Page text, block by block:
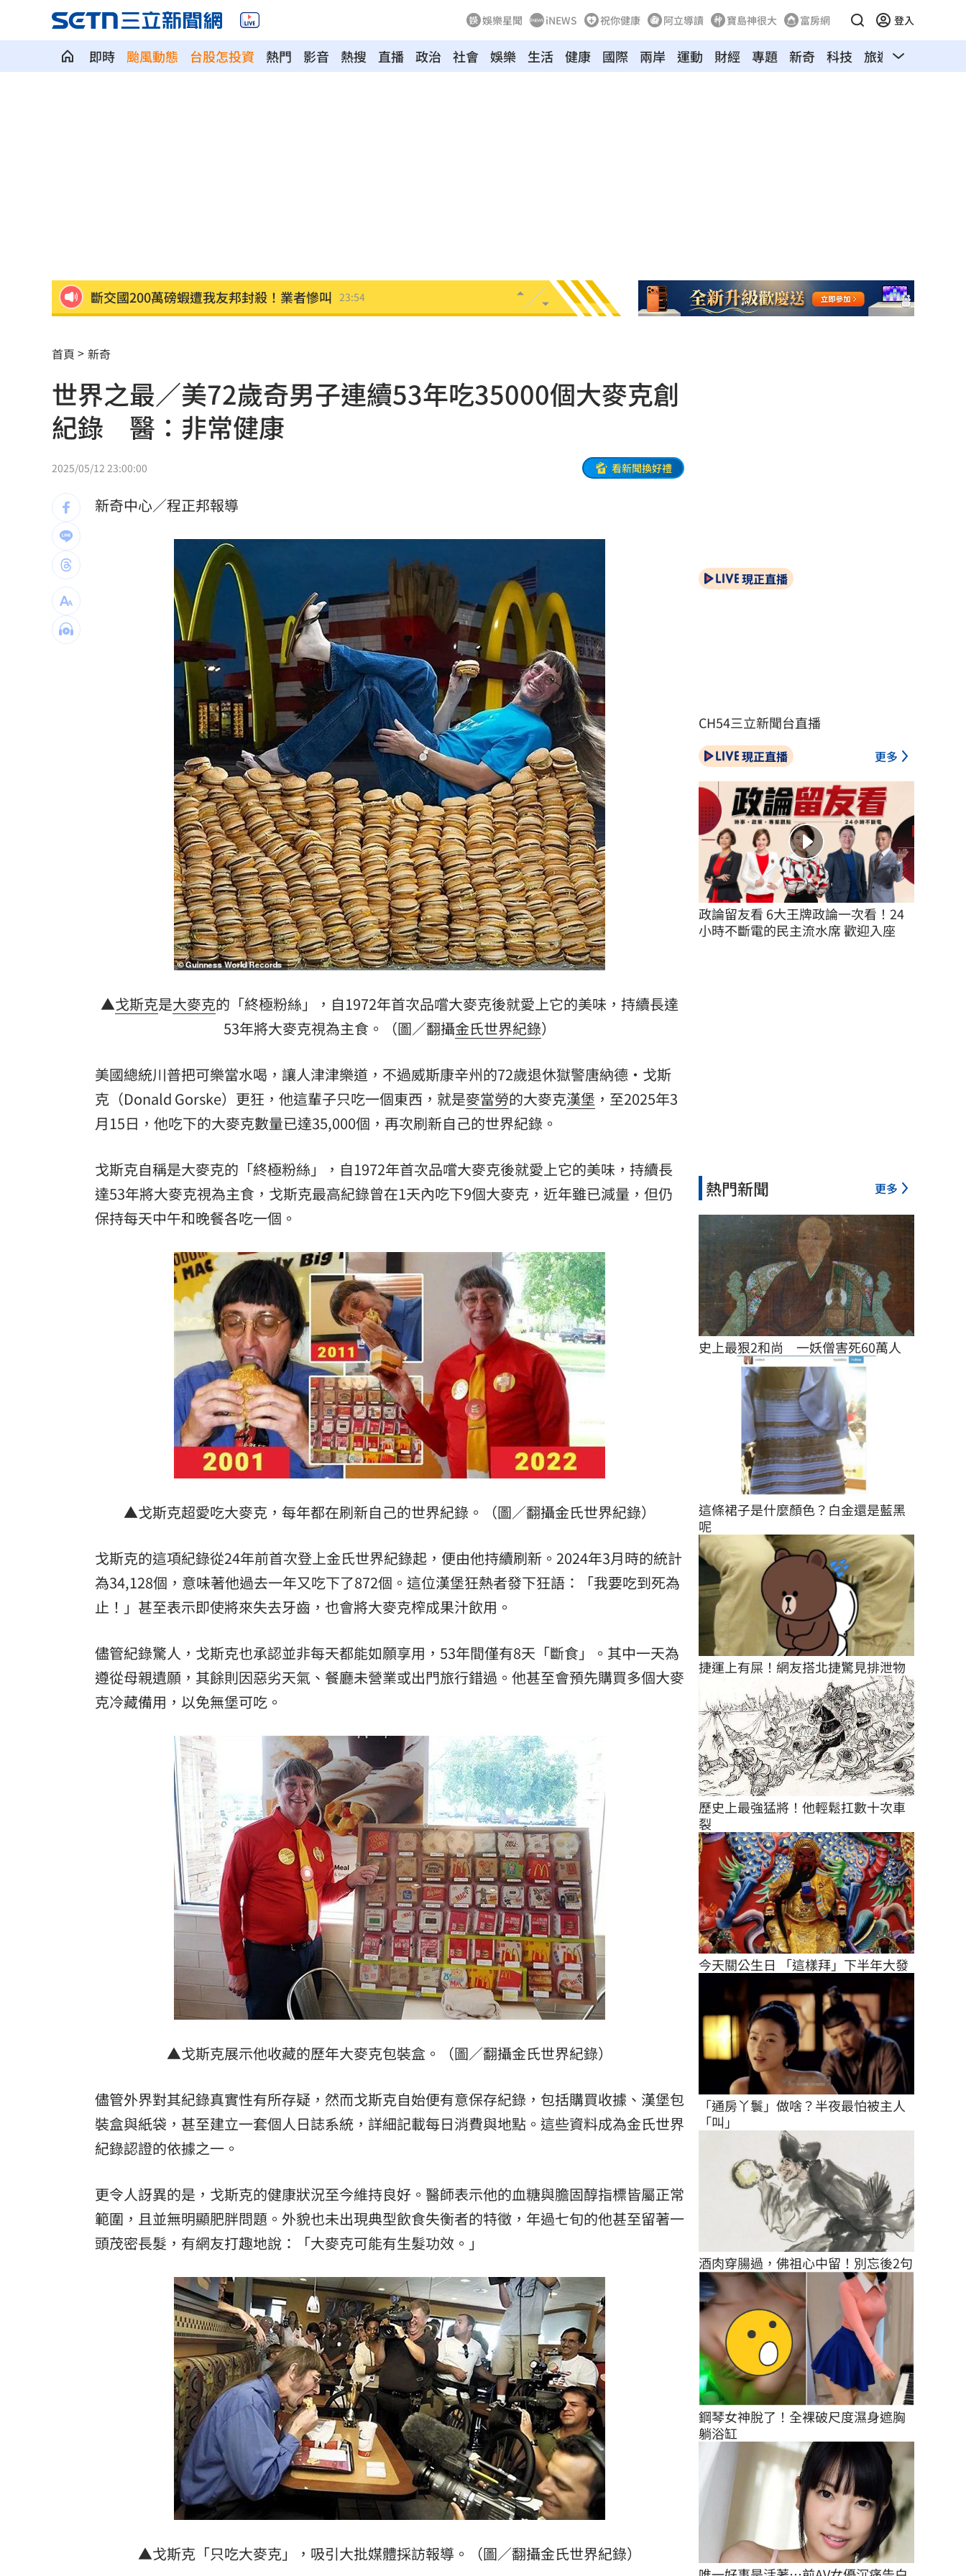
娛樂星聞 iNEWS 祝你健康 阿立導讀 寶島神很大 富房網 登入
即時 颱風動態 台股怎投資 熱門 影音 熱搜 直播 政治 社會 娛樂 生活 健康 國際 兩岸 運動 財經 專題 新奇 科技 旅遊 汽車
新北待售餘屋萬8戶 永和竟只賣贏八里！ 23:47
杜金龍點名：「這檔權值股」千萬別長抱
額頭冒出痘痘 女手癢猛摳竟成「病毒疣」 23:18
政院每年加碼25.5億元 優化全台商圈夜市
癌末男缺錢鋌而走險 3D玩具熊夾藏K他命
環法自行車賽爆作弊！女靠胸部裝備降風阻
俄羅斯蝗害肆虐如末日 網驚：聖經十災
慈濟採購BNT遭詐10億 他：不聽衛福部勸 23:05
蔡英文做2件事 黃暐瀚：台東變五五波 23:03
蔣萬安危險了！最新民調沈伯洋僅落後5% 23:00
「地獄酷暑」襲南韓 礦泉水曝曬恐致癌 23:00
父親節真的快樂嗎？房貸10年暴增逾400萬 22:59
台灣彩券開獎直播中 20:31
LIVE三立+24小時直播 15:27
三立iNEWS新聞台線上直播 18:00
理想混蛋號召粉絲跨海追星吃美食！ 18:15
首頁 新奇
世界之最／美72歲奇男子連續53年吃35000個大麥克創
紀錄 醫：非常健康
2025/05/12 23:00:00 看新聞換好禮
新奇中心／程正邦報導
▲戈斯克是大麥克的「終極粉絲」，自1972年首次品嚐大麥克後就愛上它的美味，持續長達
53年將大麥克視為主食。（圖／翻攝金氏世界紀錄）
美國總統川普把可樂當水喝，讓人津津樂道，不過威斯康辛州的72歲退休獄警唐納德·戈斯
克（Donald Gorske）更狂，他這輩子只吃一個東西，就是麥當勞的大麥克漢堡 ，至2025年3
月15日，他吃下的大麥克數量已達35,000個，再次刷新自己的世界紀錄。
戈斯克自稱是大麥克的「終極粉絲」，自1972年首次品嚐大麥克後就愛上它的美味，持續長
達53年將大麥克視為主食，戈斯克最高紀錄曾在1天內吃下9個大麥克，近年雖已減量，但仍
保持每天中午和晚餐各吃一個。
▲戈斯克超愛吃大麥克，每年都在刷新自己的世界紀錄。（圖／翻攝金氏世界紀錄）
戈斯克的這項紀錄從24年前首次登上金氏世界紀錄起，便由他持續刷新。2024年3月時的統計
為34,128個，意味著他過去一年又吃下了872個。這位漢堡狂熱者發下狂語：「我要吃到死為
止！」甚至表示即使將來失去牙齒，也會將大麥克榨成果汁飲用。
儘管紀錄驚人，戈斯克也承認並非每天都能如願享用，53年間僅有8天「斷食」。其中一天為
遵從母親遺願，其餘則因惡劣天氣、餐廳未營業或出門旅行錯過。他甚至會預先購買多個大麥
克冷藏備用，以免無堡可吃。
▲戈斯克展示他收藏的歷年大麥克包裝盒。（圖／翻攝金氏世界紀錄）
儘管外界對其紀錄真實性有所存疑，然而戈斯克自始便有意保存紀錄，包括購買收據、漢堡包
裝盒與紙袋，甚至建立一套個人日誌系統，詳細記載每日消費與地點。這些資料成為金氏世界
紀錄認證的依據之一。
更令人訝異的是，戈斯克的健康狀況至今維持良好。醫師表示他的血糖與膽固醇指標皆屬正常
範圍，且並無明顯肥胖問題。外貌也未出現典型飲食失衡者的特徵，年過七旬的他甚至留著一
頭茂密長髮，有網友打趣地說：「大麥克可能有生髮功效。」
▲戈斯克「只吃大麥克」，吸引大批媒體採訪報導。（圖／翻攝金氏世界紀錄）
現正直播
CH54三立新聞台直播
現正直播 更多
政論留友看 6大王牌政論一次看！24
小時不斷電的民主流水席 歡迎入座
熱門新聞 更多
史上最狠2和尚　一妖僧害死60萬人
這條裙子是什麼顏色？白金還是藍黑
呢
捷運上有屎！網友搭北捷驚見排泄物
歷史上最強猛將！他輕鬆扛數十次車
裂
今天關公生日 「這樣拜」下半年大發
「通房丫鬟」做啥？半夜最怕被主人
「叫」
酒肉穿腸過，佛祖心中留！別忘後2句
鋼琴女神脫了！全裸破尺度濕身遮胸
躺浴缸